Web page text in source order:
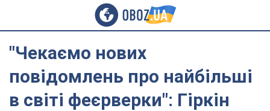
"Чекаємо нових
повідомлень про найбільші
в світі феєрверки": Гіркін